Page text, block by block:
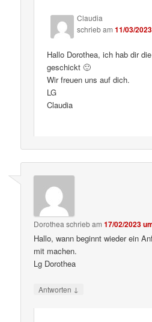
Claudia
schriebam11/03/
Hallo Dorothea, ich hab dir
geschickt 🙂
Wir freuen uns auf dich.
LG
Claudia
Dorotheaschriebam17/02/2023
Hallo, wann beginnt wieder ein
mit machen.
Lg Dorothea
Antworten ↓